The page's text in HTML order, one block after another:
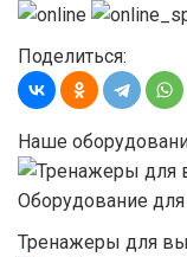
Поделиться:
Наше
Оборудование
Тренажеры для